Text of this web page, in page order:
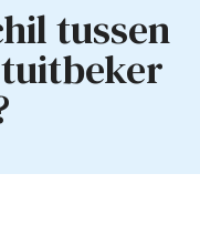
tussen
tuitbeker